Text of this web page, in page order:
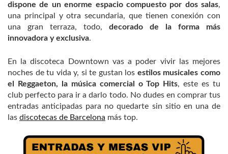
dispone de un enorme espacio compuesto por dos salas,
una principal y otra secundaria, que tienen conexión con
una gran terraza, todo, decorado de la forma más
innovadora y exclusiva.
En la discoteca Downtown vas a poder vivir las mejores
noches de tu vida y, si te gustan los estilos musicales como
el Reggaeton, la música comercial o Top Hits, este es tu
club perfecto para ir a darlo todo. No dudes en comprar tus
entradas anticipadas para no quedarte sin sitio en una de
las discotecas de Barcelona más top.